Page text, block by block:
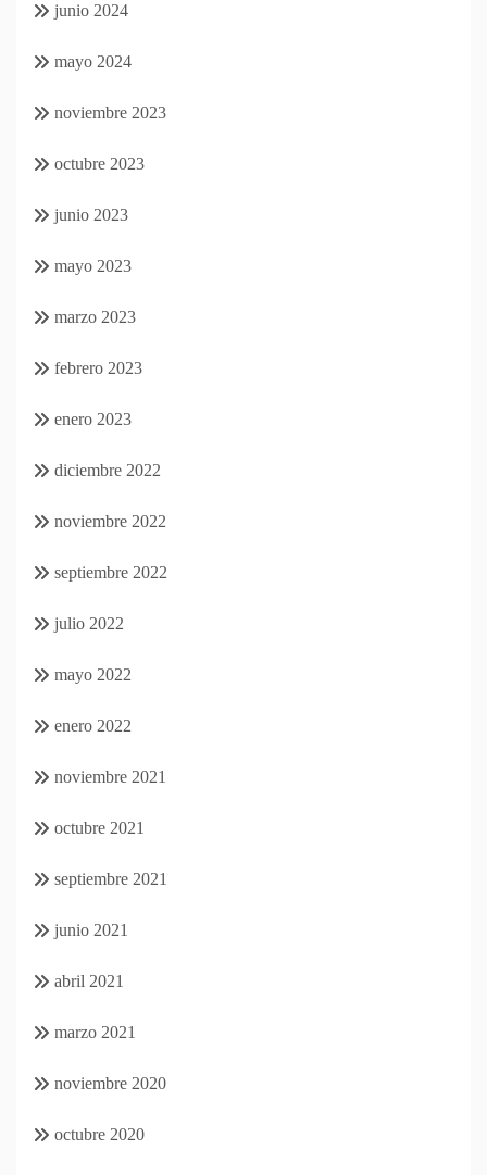
junio 2024
mayo 2024
noviembre 2023
octubre 2023
junio 2023
mayo 2023
marzo 2023
febrero 2023
enero 2023
diciembre 2022
noviembre 2022
septiembre 2022
julio 2022
mayo 2022
enero 2022
noviembre 2021
octubre 2021
septiembre 2021
junio 2021
abril 2021
marzo 2021
noviembre 2020
octubre 2020